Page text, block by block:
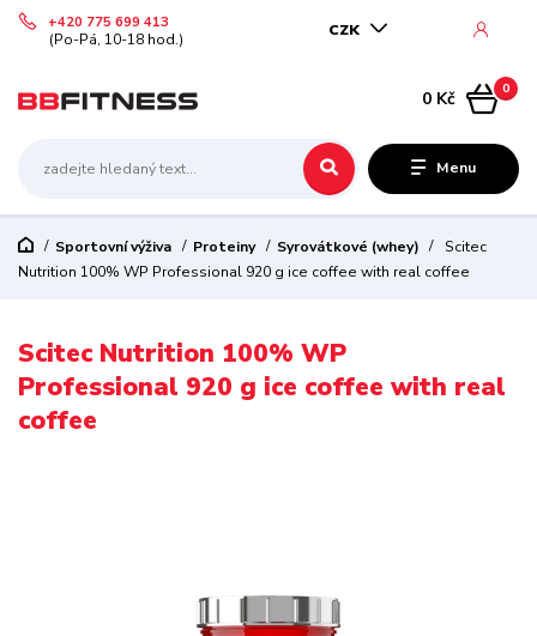
Menu
CZK
+420 775 699 413
(Po-Pá, 10-18 hod.)
0
0 Kč
Sportovní výživa Proteiny Syrovátkové (whey)
Scitec
Nutrition 100% WP Professional 920 g ice coffee with real coffee
Scitec Nutrition 100% WP
Professional 920 g ice coffee with real
coffee